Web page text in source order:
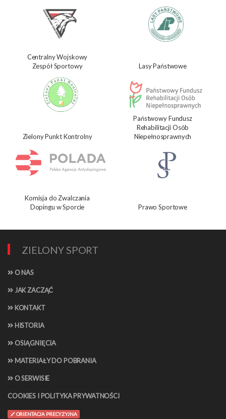
Centralny Wojskowy
Zespół Sportowy
Lasy Państwowe
Zielony Punkt Kontrolny
Państwowy Fundusz
Rehabilitacji Osób
Niepełnosprawnych
Komisja do Zwalczania
Dopingu w Sporcie
Prawo Sportowe
ZIELONY SPORT
O NAS
JAK ZACZĄĆ
KONTAKT
HISTORIA
OSIĄGNIĘCIA
MATERIAŁY DO POBRANIA
O SERWISIE
COOKIES I POLITYKA PRYWATNOŚCI
ORIENTACJA PRECYZYJNA